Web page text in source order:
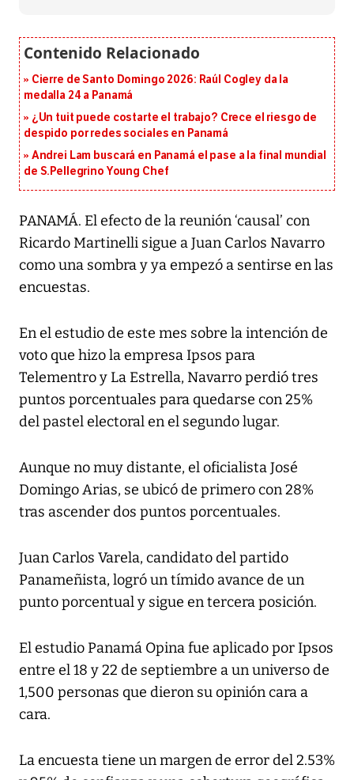
Cierre de Santo Domingo 2026: Raúl Cogley da la
medalla 24 a Panamá
¿Un tuit puede costarte el trabajo? Crece el riesgo de
despido por redes sociales en Panamá
Andrei Lam buscará en Panamá el pase a la final mundial
de S.Pellegrino Young Chef
PANAMÁ. El efecto de la reunión ‘causal’ con
Ricardo Martinelli sigue a Juan Carlos Navarro
como una sombra y ya empezó a sentirse en las
encuestas.
En el estudio de este mes sobre la intención de
voto que hizo la empresa Ipsos para
Telementro y La Estrella, Navarro perdió tres
puntos porcentuales para quedarse con 25%
del pastel electoral en el segundo lugar.
Aunque no muy distante, el oficialista José
Domingo Arias, se ubicó de primero con 28%
tras ascender dos puntos porcentuales.
Juan Carlos Varela, candidato del partido
Panameñista, logró un tímido avance de un
punto porcentual y sigue en tercera posición.
El estudio Panamá Opina fue aplicado por Ipsos
entre el 18 y 22 de septiembre a un universo de
1,500 personas que dieron su opinión cara a
cara.
La encuesta tiene un margen de error del 2.53%